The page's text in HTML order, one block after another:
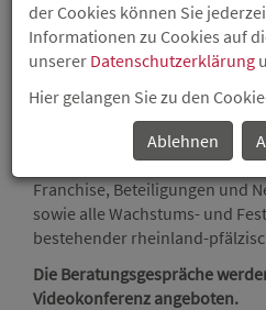
Der ISB-Beratungstag richtet
Unternehmen mit
welche die Finanzierung ihres
Einbeziehung öffentlicher
Beraten werden u.a. die
öffentlicher Mittel in die
Gründungsvorhaben; so z. B.
Franchise, Beteiligungen und
sowie alle Wachstums- und
bestehender rheinland-
Die Beratungsgespräche
Videokonferenz angeboten.
der Cookies können Sie
Informationen zu Cookies auf
unserer Datenschutzerklärung
Hier gelangen Sie zu den
Ablehnen